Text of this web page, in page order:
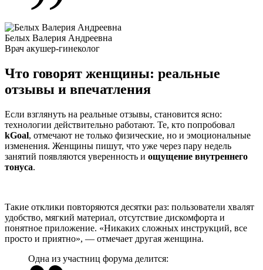
Белых Валерия Андреевна
Врач акушер-гинеколог
Что говорят женщины: реальные
отзывы и впечатления
Если взглянуть на реальные отзывы, становится ясно:
технологии действительно работают. Те, кто попробовал
kGoal, отмечают не только физические, но и эмоциональные
изменения. Женщины пишут, что уже через пару недель
занятий появляются уверенность и ощущение внутреннего
тонуса.
Такие отклики повторяются десятки раз: пользователи хвалят
удобство, мягкий материал, отсутствие дискомфорта и
понятное приложение. «Никаких сложных инструкций, все
просто и приятно», — отмечает другая женщина.
Одна из участниц форума делится: